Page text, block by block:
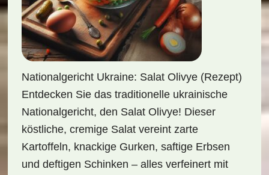
Nationalgericht Ukraine: Salat Olivye (Rezept)
Entdecken Sie das traditionelle ukrainische
Nationalgericht, den Salat Olivye! Dieser
köstliche, cremige Salat vereint zarte
Kartoffeln, knackige Gurken, saftige Erbsen
und deftigen Schinken – alles verfeinert mit